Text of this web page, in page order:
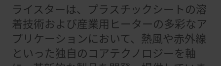
ライスターは、プラスチックシートの溶
着技術および産業用ヒーターの多彩なア
プリケーションにおいて、熱風や赤外線
といった独自のコアテクノロジーを軸